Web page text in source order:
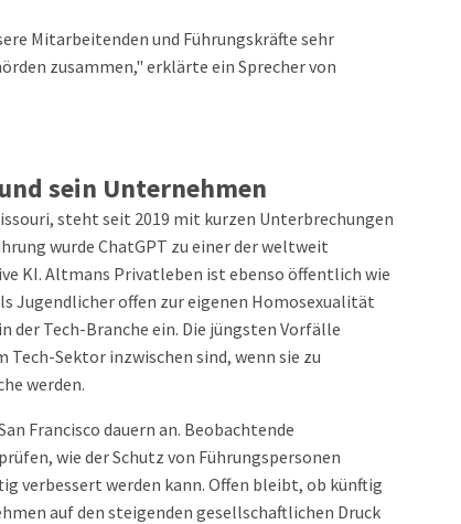
Mitarbeitenden und Führungskräfte sehr
zusammen," erklärte ein Sprecher von
sein Unternehmen
steht seit 2019 mit kurzen Unterbrechungen
wurde ChatGPT zu einer der weltweit
KI. Altmans Privatleben ist ebenso öffentlich wie
Jugendlicher offen zur eigenen Homosexualität
Tech-Branche ein. Die jüngsten Vorfälle
Sektor inzwischen sind, wenn sie zu
werden.
Francisco dauern an. Beobachtende
wie der Schutz von Führungspersonen
verbessert werden kann. Offen bleibt, ob künftig
auf den steigenden gesellschaftlichen Druck